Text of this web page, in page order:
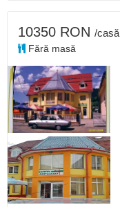
10350 RON /casă
Fără masă